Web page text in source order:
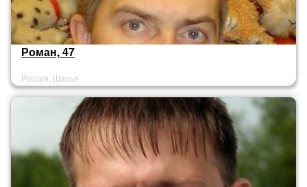
Роман, 47
Россия, Шарья